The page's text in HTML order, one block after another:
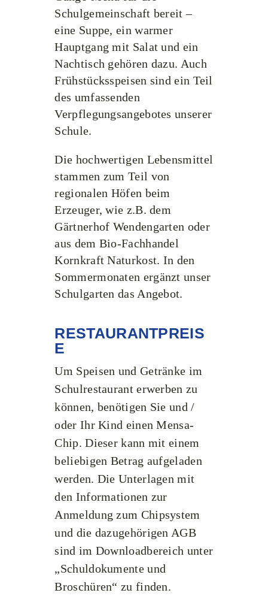
Schulgemeinschaft bereit –
eine Suppe, ein warmer
Hauptgang mit Salat und ein
Nachtisch gehören dazu. Auch
Frühstücksspeisen sind ein Teil
des umfassenden
Verpflegungsangebotes unserer
Schule.
Die hochwertigen Lebensmittel
stammen zum Teil von
regionalen Höfen beim
Erzeuger, wie z.B. dem
Gärtnerhof Wendengarten oder
aus dem Bio-Fachhandel
Kornkraft Naturkost. In den
Sommermonaten ergänzt unser
Schulgarten das Angebot.
RESTAURANTPREIS
E
Um Speisen und Getränke im
Schulrestaurant erwerben zu
können, benötigen Sie und /
oder Ihr Kind einen Mensa-
Chip. Dieser kann mit einem
beliebigen Betrag aufgeladen
werden. Die Unterlagen mit
den Informationen zur
Anmeldung zum Chipsystem
und die dazugehörigen AGB
sind im Downloadbereich unter
„Schuldokumente und
Broschüren“ zu finden.